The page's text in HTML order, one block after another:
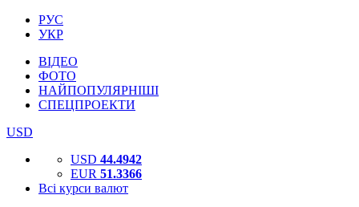
РУС
УКР
ВІДЕО
ФОТО
НАЙПОПУЛЯРНІШІ
СПЕЦПРОЕКТИ
USD
USD 44.4942
EUR 51.3366
Всі курси валют